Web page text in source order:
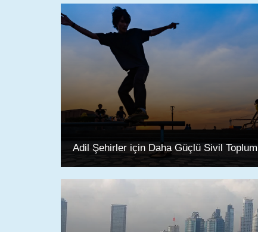
Adil Şehirler için Daha Güçlü Sivil Toplum